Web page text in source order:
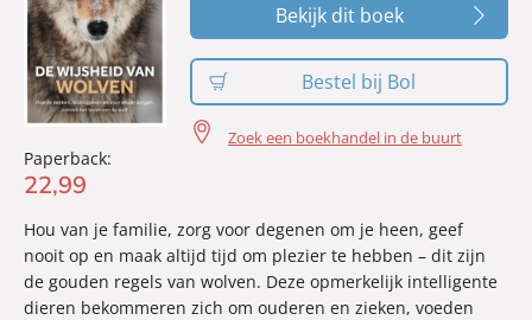
Paperback:
22,99
Bekijk dit boek
Bestel bij Bol
Zoek een boekhandel in de buurt
Hou van je familie, zorg voor degenen om je heen, geef
nooit op en maak altijd tijd om plezier te hebben – dit zijn
de gouden regels van wolven. Deze opmerkelijk intelligente
dieren bekommeren zich om ouderen en zieken, voeden